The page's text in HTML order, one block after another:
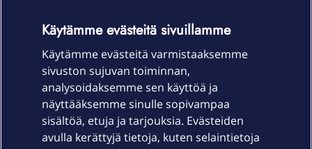
Laitteet & liittymät
Palvelut
Käytämme evästeitä sivuillamme
Käytämme evästeitä varmistaaksemme
sivuston sujuvan toiminnan,
analysoidaksemme sen käyttöä ja
näyttääksemme sinulle sopivampaa
sisältöä, etuja ja tarjouksia. Evästeiden
avulla kerättyjä tietoja, kuten selaintietoja